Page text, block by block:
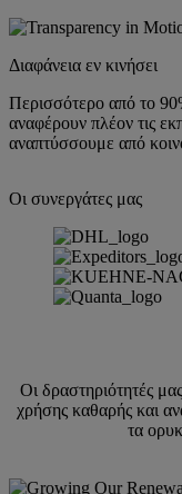
Διαφάνεια εν κινήσει
Περισσότερο από το
αναφέρουν πλέον τις
αναπτύσσουμε από
Οι συνεργάτες μας
Οι δραστηριότητές
χρήσης καθαρής και
τα